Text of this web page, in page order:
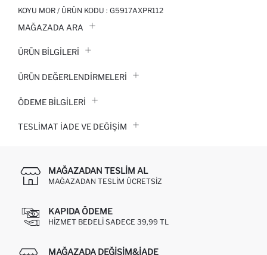
KOYU MOR / ÜRÜN KODU : G5917AXPR112
MAĞAZADA ARA
ÜRÜN BILGILERI
ÜRÜN DEĞERLENDİRMELERİ
ÖDEME BİLGİLERİ
TESLIMAT İADE VE DEĞIŞIM
MAĞAZADAN TESLIM AL
MAĞAZADAN TESLIM ÜCRETSIZ
KAPIDA ÖDEME
HIZMET BEDELI SADECE 39,99 TL
MAĞAZADA DEĞIŞIM&İADE